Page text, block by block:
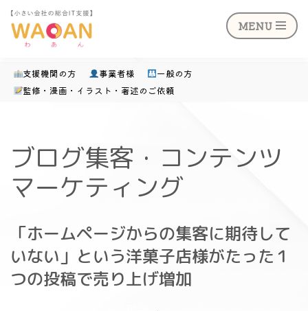
コ
ン
ツ
ス
ッ
プ
MENU
支援機関の方 事業者様
一般の方
監修・漫画・イラスト・著述のご依頼
ブログ集客・コンテンツ
マーケティング
「ホームページからの集客に期待して
いない」という洋菓子店様がたった１
つの投稿で売り上げ増加
,